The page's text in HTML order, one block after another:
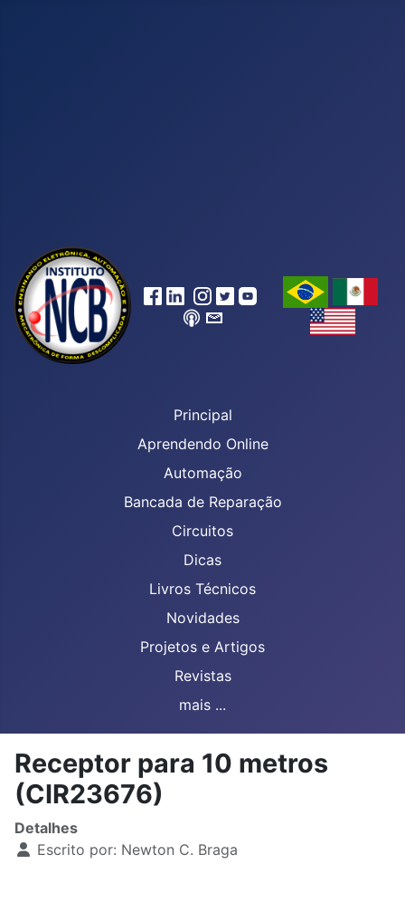
Principal
Aprendendo Online
Automação
Bancada de Reparação
Circuitos
Dicas
Livros Técnicos
Novidades
Projetos e Artigos
Revistas
mais ...
Receptor para 10 metros
(CIR23676)
Detalhes
Escrito por: Newton C. Braga